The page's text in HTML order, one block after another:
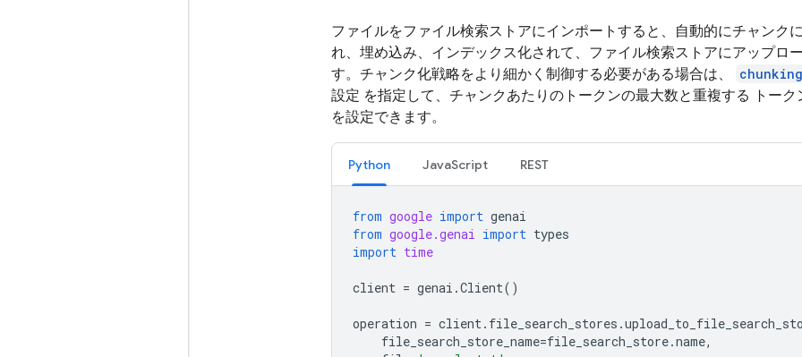
ファイルをファイル検索ストアにインポートすると、自動的にチャンク
れ、埋め込み、インデックス化されて、ファイル検索ストアにアップロ
す。チャンク化戦略をより細かく制御する必要がある場合は、
設定 を指定して、チャンクあたりのトークンの最大数と重複する トーク
を設定できます。
Python JavaScript REST
from google import genai
from google.genai import types
import time
client = genai .Client()
operation = client. file_search_stores .
file_search_store_name=file_search_store.name,